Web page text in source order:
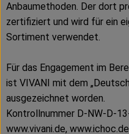
Anbaumethoden. Der dort
zertifiziert und wird für ein
Sortiment verwendet.
Für das Engagement im
ist VIVANI mit dem
ausgezeichnet worden.
Kontrollnummer D-NW-D-
www.vivani.de, www.ichoc.de